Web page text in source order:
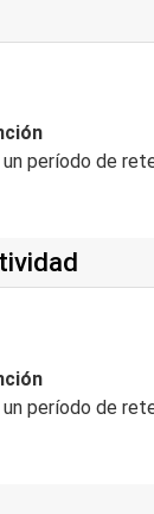
período de
período de